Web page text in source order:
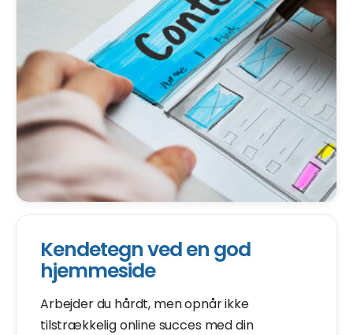
Kendetegn ved en god
hjemmeside
Arbejder du hårdt, men opnår ikke
tilstrækkelig online succes med din